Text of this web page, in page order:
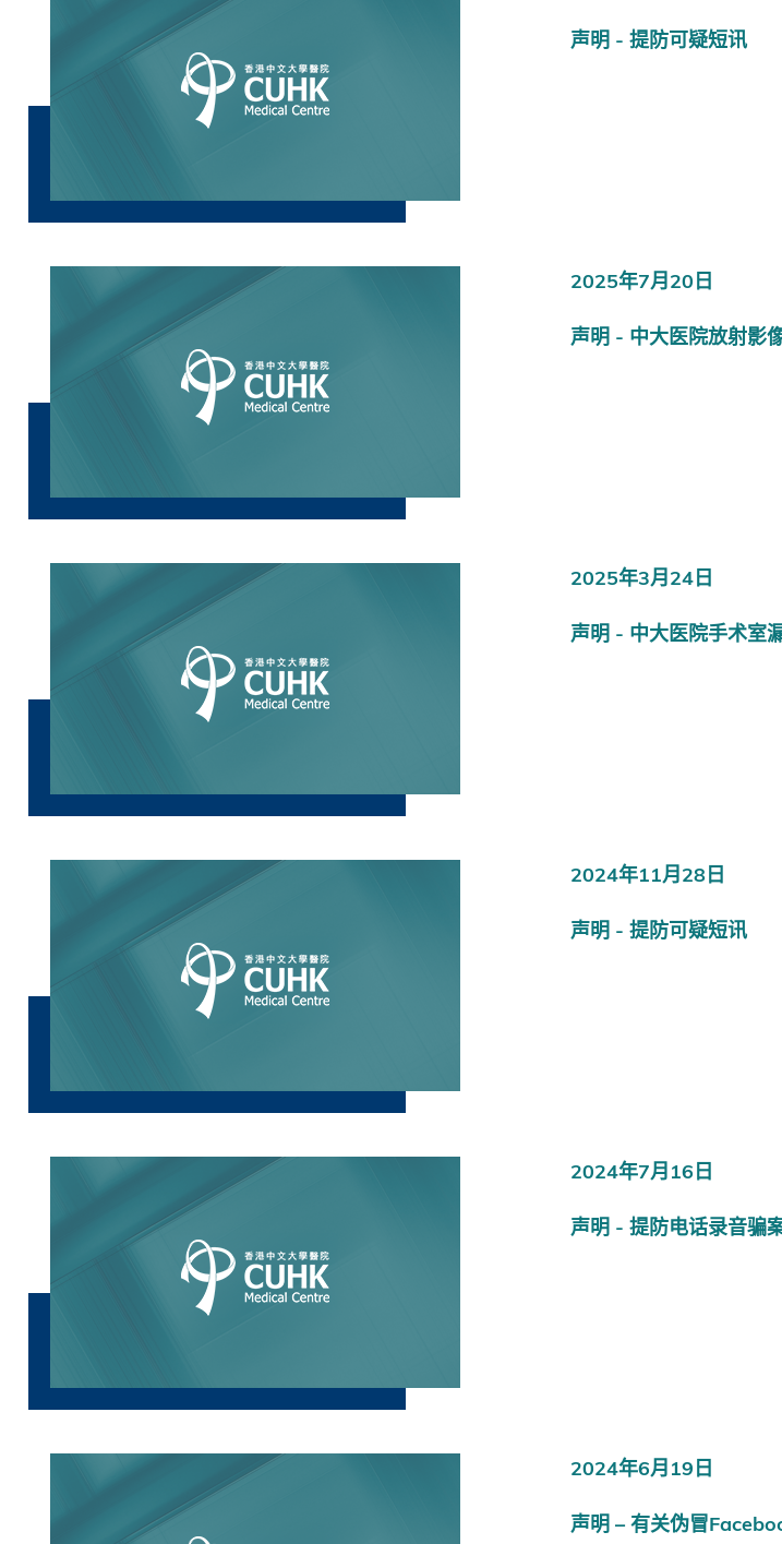
声明 - 提防可疑短讯
2025年7月20日
声明 - 中大医院放射影
2025年3月24日
声明 - 中大医院手术室
2024年11月28日
声明 - 提防可疑短讯
2024年7月16日
声明 - 提防电话录音骗
2024年6月19日
声明 – 有关伪冒